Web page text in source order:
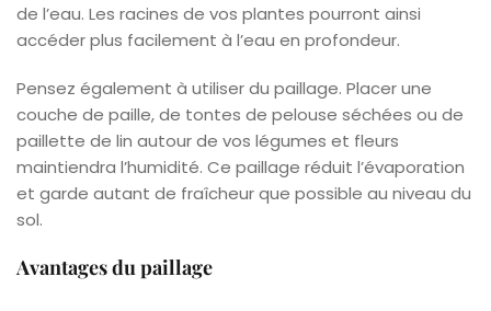
de l’eau. Les racines de vos plantes pourront ainsi
accéder plus facilement à l’eau en profondeur.
Pensez également à utiliser du paillage. Placer une
couche de paille, de tontes de pelouse séchées ou de
paillette de lin autour de vos légumes et fleurs
maintiendra l’humidité. Ce paillage réduit l’évaporation
et garde autant de fraîcheur que possible au niveau du
sol.
Avantages du paillage